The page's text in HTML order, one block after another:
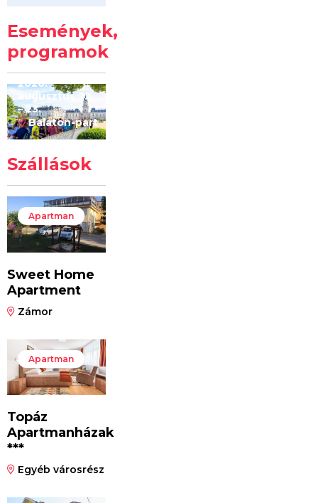
Események,
programok
Kilóméterek
2026
2026.
augusztus 22
– 23.
Balaton-part
Szállások
Apartman
Sweet Home
Apartment
Zámor
Apartman
Topáz
Apartmanházak
***
Egyéb városrész